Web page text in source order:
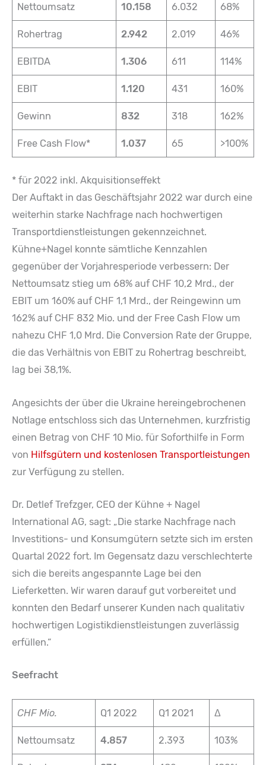
Nettoumsatz 10.158 6.032 68%
Rohertrag 2.942 2.019 46%
EBITDA 1.306 611 114%
EBIT 1.120 431 160%
Gewinn 832 318 162%
Free Cash Flow* 1.037 65 >100%
* für 2022 inkl. Akquisitionseffekt
Der Auftakt in das Geschäftsjahr 2022 war durch eine
weiterhin starke Nachfrage nach hochwertigen
Transportdienstleistungen gekennzeichnet.
Kühne+Nagel konnte sämtliche Kennzahlen
gegenüber der Vorjahresperiode verbessern: Der
Nettoumsatz stieg um 68% auf CHF 10,2 Mrd., der
EBIT um 160% auf CHF 1,1 Mrd., der Reingewinn um
162% auf CHF 832 Mio. und der Free Cash Flow um
nahezu CHF 1,0 Mrd. Die Conversion Rate der Gruppe,
die das Verhältnis von EBIT zu Rohertrag beschreibt,
lag bei 38,1%.
Angesichts der über die Ukraine hereingebrochenen
Notlage entschloss sich das Unternehmen, kurzfristig
einen Betrag von CHF 10 Mio. für Soforthilfe in Form
von Hilfsgütern und kostenlosen Transportleistungen
zur Verfügung zu stellen.
Dr. Detlef Trefzger, CEO der Kühne + Nagel
International AG, sagt: „Die starke Nachfrage nach
Investitions- und Konsumgütern setzte sich im ersten
Quartal 2022 fort. Im Gegensatz dazu verschlechterte
sich die bereits angespannte Lage bei den
Lieferketten. Wir waren darauf gut vorbereitet und
konnten den Bedarf unserer Kunden nach qualitativ
hochwertigen Logistikdienstleistungen zuverlässig
erfüllen.“
Seefracht
CHF Mio. Q1 2022 Q1 2021 Δ
Nettoumsatz 4.857 2.393 103%